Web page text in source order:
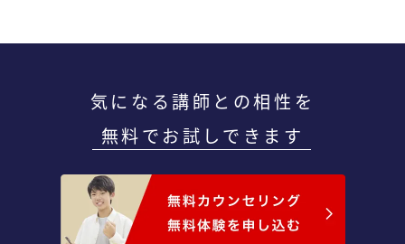
気になる講師との相性を
無料でお試しできます